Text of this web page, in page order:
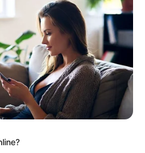
Ο γιος μου Hunter !! Ξεκινάει
τον Σεπτέμβρη η προβολή
της ταινίας...